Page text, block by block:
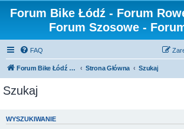
Forum Bike Łódź - Forum
Forum Szosowe -
FAQ
Forum Bike Łódź - Forum Rowerowe Łódź - Forum Szosowe - Forum MTB Strona Główna Szukaj
Szukaj
WYSZUKIWANIE